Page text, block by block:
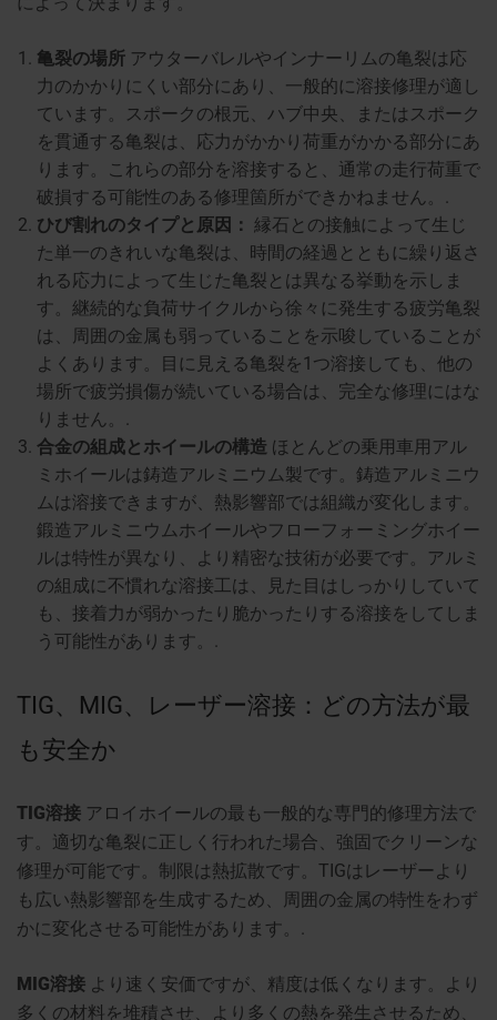
亀裂の場所 アウターバレルやインナーリムの亀裂は応
力のかかりにくい部分にあり、一般的に溶接修理が適し
ています。スポークの根元、ハブ中央、またはスポーク
を貫通する亀裂は、応力がかかり荷重がかかる部分にあ
ります。これらの部分を溶接すると、通常の走行荷重で
破損する可能性のある修理箇所ができかねません。.
ひび割れのタイプと原因： 縁石との接触によって生じ
た単一のきれいな亀裂は、時間の経過とともに繰り返さ
れる応力によって生じた亀裂とは異なる挙動を示しま
す。継続的な負荷サイクルから徐々に発生する疲労亀裂
は、周囲の金属も弱っていることを示唆していることが
よくあります。目に見える亀裂を1つ溶接しても、他の
場所で疲労損傷が続いている場合は、完全な修理にはな
りません。.
合金の組成とホイールの構造 ほとんどの乗用車用アル
ミホイールは鋳造アルミニウム製です。鋳造アルミニウ
ムは溶接できますが、熱影響部では組織が変化します。
鍛造アルミニウムホイールやフローフォーミングホイー
ルは特性が異なり、より精密な技術が必要です。アルミ
の組成に不慣れな溶接工は、見た目はしっかりしていて
も、接着力が弱かったり脆かったりする溶接をしてしま
う可能性があります。.
TIG、MIG、レーザー溶接：どの方法が最
も安全か
TIG溶接 アロイホイールの最も一般的な専門的修理方法で
す。適切な亀裂に正しく行われた場合、強固でクリーンな
修理が可能です。制限は熱拡散です。TIGはレーザーより
も広い熱影響部を生成するため、周囲の金属の特性をわず
かに変化させる可能性があります。.
MIG溶接 より速く安価ですが、精度は低くなります。より
多くの材料を堆積させ、より多くの熱を発生させるため、